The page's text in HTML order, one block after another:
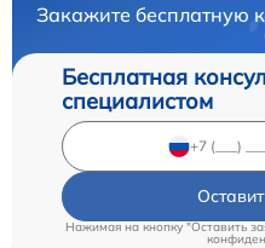
Закажите бесплатную
Бесплатная
специалистом
Нажимая на кнопку "Оставить